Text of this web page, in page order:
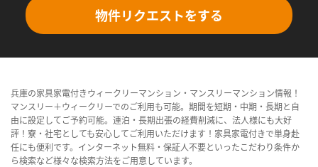
物件リクエストをする
兵庫の家具家電付きウィークリーマンション・マンスリーマンション情報！
マンスリー＋ウィークリーでのご利用も可能。期間を短期・中期・長期と自
由に設定してご予約可能。連泊・長期出張の経費削減に、法人様にも大好
評！寮・社宅としても安心してご利用いただけます！家具家電付きで単身赴
任にも便利です。インターネット無料・保証人不要といったこだわり条件か
ら検索など様々な検索方法をご用意しています。